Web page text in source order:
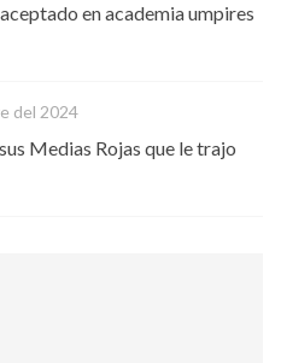
en academia umpires
del 2024
Medias Rojas que le trajo